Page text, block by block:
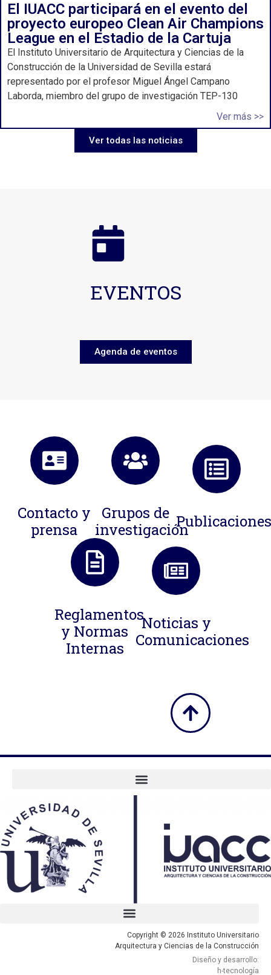
El IUACC participará en el evento del
proyecto europeo Clean Air Champions
League en el Estadio de la Cartuja
El Instituto Universitario de Arquitectura y Ciencias de la
Construcción de la Universidad de Sevilla estará
representado por el profesor Miguel Ángel Campano
Laborda, miembro del grupo de investigación TEP-130
Ver más >>
Ver todas las noticias
EVENTOS
Agenda de eventos
Contacto y
prensa
Grupos de
investigación
Reglamentos
y Normas
Internas
Noticias y
Comunicaciones
Copyright © 2026 Instituto Universitario
Arquitectura y Ciencias de la Construcción
Diseño y desarrollo:
h-tecnología